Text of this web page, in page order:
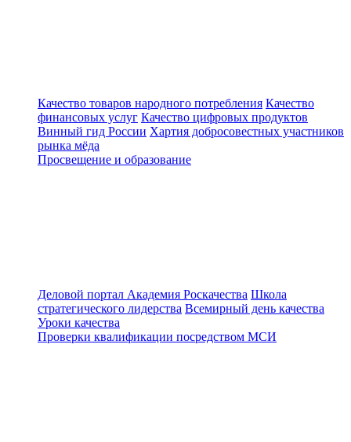
Качество товаров народного потребления Качество
финансовых услуг Качество цифровых продуктов
Винный гид России Хартия добросовестных участников
рынка мёда
Просвещение и образование
Деловой портал Академия Роскачества Школа
стратегического лидерства Всемирный день качества
Уроки качества
Проверки квалификации посредством МСИ